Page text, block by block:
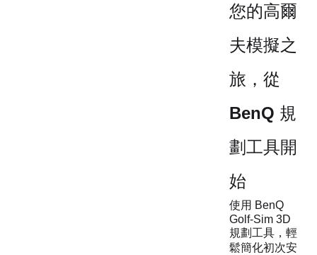
您的高爾
夫模擬之
旅，從
BenQ 規
劃工具開
始
使用 BenQ
Golf-Sim 3D
規劃工具，輕
鬆簡化初次安